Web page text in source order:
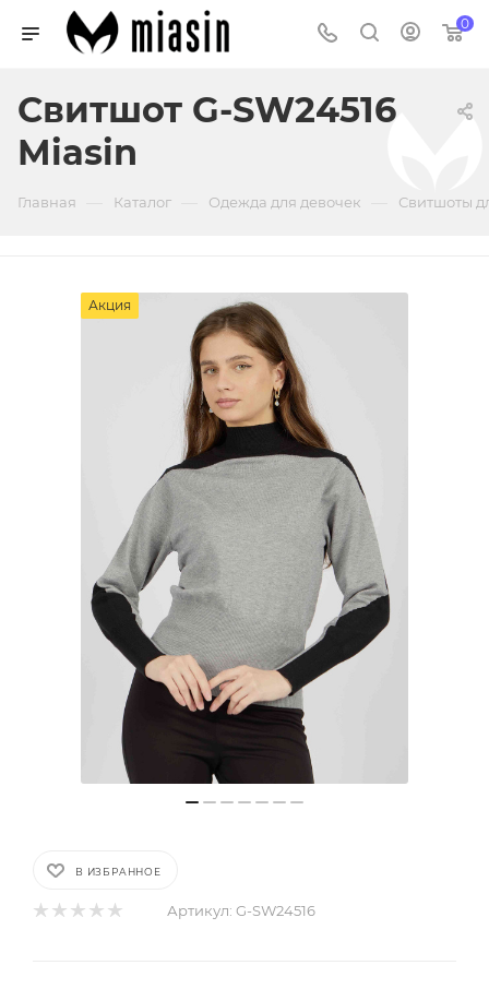
0
Свитшот G-SW24516
Miasin
Главная Каталог Одежда для девочек Свитшоты
Акция
В ИЗБРАННОЕ
Артикул: G-SW24516